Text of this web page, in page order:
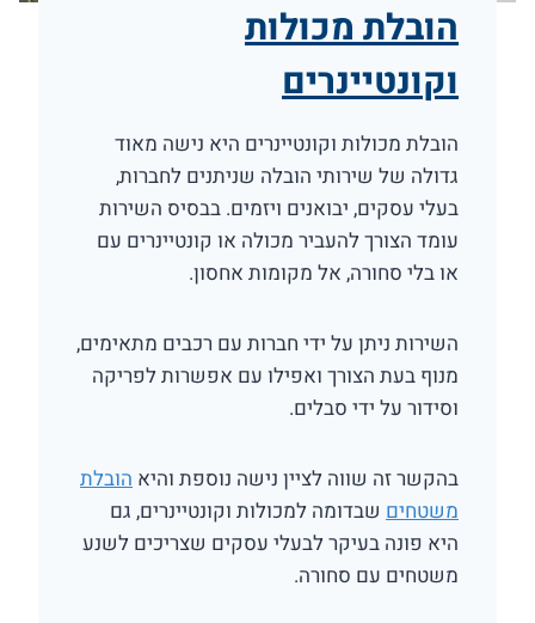
הובלת מכולות
וקונטיינרים
הובלת מכולות וקונטיינרים היא נישה מאוד
גדולה של שירותי הובלה שניתנים לחברות,
בעלי עסקים, יבואנים ויזמים. בבסיס השירות
עומד הצורך להעביר מכולה או קונטיינרים עם
או בלי סחורה, אל מקומות אחסון.
השירות ניתן על ידי חברות עם רכבים מתאימים,
מנוף בעת הצורך ואפילו עם אפשרות לפריקה
וסידור על ידי סבלים.
בהקשר זה שווה לציין נישה נוספת והיא הובלת
משטחים שבדומה למכולות וקונטיינרים, גם
היא פונה בעיקר לבעלי עסקים שצריכים לשנע
משטחים עם סחורה.